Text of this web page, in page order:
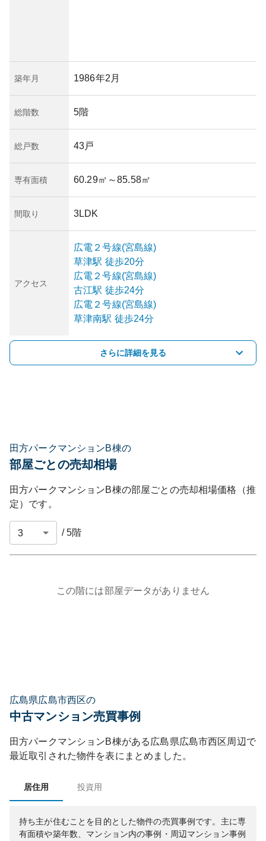
築年月 1986年2月
総階数 5階
総戸数 43戸
専有面積 60.29㎡ ～85.58㎡
間取り 3LDK
アクセス
広電２号線(宮島線)
草津駅 徒歩20分
広電２号線(宮島線)
古江駅 徒歩24分
広電２号線(宮島線)
草津南駅 徒歩24分
さらに詳細を見る
田方パークマンションB棟の
部屋ごとの売却相場
田方パークマンションB棟の部屋ごとの売却相場価格（推
定）です。
/5階
この階には部屋データがありません
広島県広島市西区の
中古マンション売買事例
田方パークマンションB棟がある 広島県広島市西区周辺で
最近取引された物件を表にまとめました。
居住用 投資用
持ち主が住むことを目的とした物件の売買事例です。 主に専
有面積や築年数、マンション内の事例・周辺マンション事例